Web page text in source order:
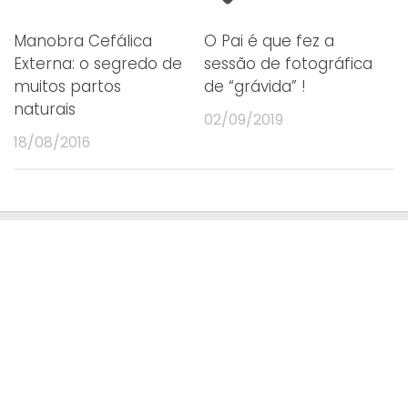
Manobra Cefálica
Externa: o segredo de
muitos partos
naturais
18/08/2016
O Pai é que fez a
sessão de fotográfica
de “grávida” !
02/09/2019